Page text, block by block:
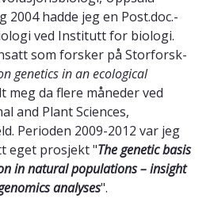
2004 hadde jeg en Post.doc.-
ved Institutt for biologi.
som forsker på Storforsk-
genetics in an ecological
meg da flere måneder ved
and Plant Sciences,
Perioden 2009-2012 var jeg
eget prosjekt "The genetic basis
in natural populations – insight
analyses".